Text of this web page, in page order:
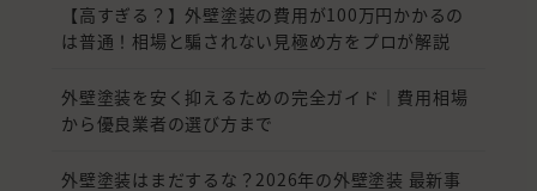
【高すぎる？】外壁塗装の費用が100万円かかるの
は普通！相場と騙されない見極め方をプロが解説
外壁塗装を安く抑えるための完全ガイド｜費用相場
から優良業者の選び方まで
外壁塗装はまだするな？2026年の外壁塗装 最新事